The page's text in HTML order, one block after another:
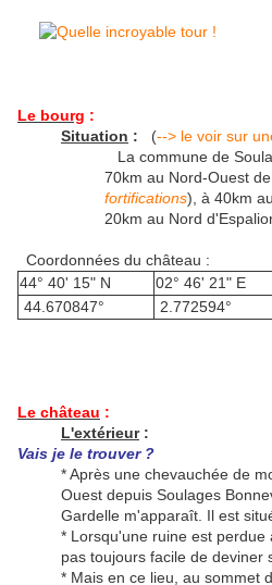
Le bourg :
Situation : (--> le voir sur
La commune de
70km au Nord-Ouest
fortifications), à 40km
20km au Nord
Coordonnées du château :
44° 40' 15" N
02° 46' 21" E
44.670847°
2.772594°
Le château :
L'extérieur:
Vais je le trouver ?
* Après une chevauchée de
Ouest depuis Soulages
Gardelle m'apparaît. Il est
* Lorsqu'une ruine est
pas toujours facile de deviner
* Mais en ce lieu, au sommet